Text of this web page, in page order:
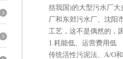
括我国)的大型污水厂
厂和东郊污水厂、沈阳
工艺，这不是偶然的，
1.耗能低、运营费用低
传统活性污泥法、A/O